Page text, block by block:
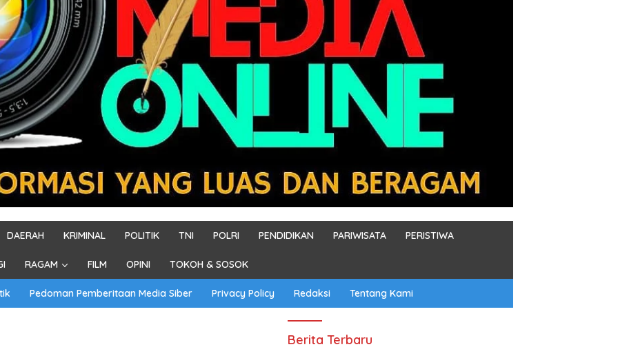
DAERAH KRIMINAL POLITIK TNI POLRI PENDIDIKAN PARIWISATA PERISTIWA
RAGAM FILM OPINI TOKOH & SOSOK
Pedoman Pemberitaan Media Siber Privacy Policy Redaksi Tentang Kami
Berita Terbaru